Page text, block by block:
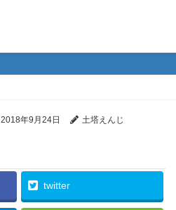
2018年9月24日 土塔えんじ
twitter